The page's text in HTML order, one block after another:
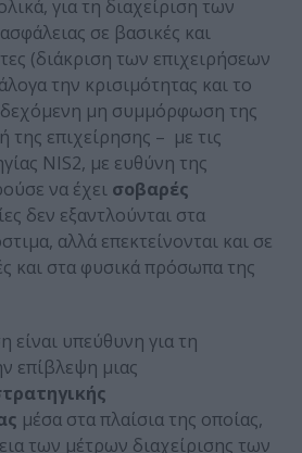
για τη διαχείριση των
σε βασικές και
(διάκριση των επιχειρήσεων
την κρισιμότητας και το
μη συμμόρφωση της
της επιχείρησης – με τις
NIS2, με ευθύνη της
να έχει σοβαρές
δεν εξαντλούνται στα
αλλά επεκτείνονται και σε
και στα φυσικά πρόσωπα της
είναι υπεύθυνη για τη
επίβλεψη μιας
μέσα στα πλαίσια της οποίας,
των μέτρων διαχείρισης των